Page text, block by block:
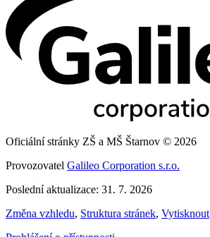
Oficiální stránky ZŠ a MŠ Štarnov © 2026
Provozovatel Galileo Corporation s.r.o.
Poslední aktualizace: 31. 7. 2026
Změna vzhledu, Struktura stránek, Vytisknout